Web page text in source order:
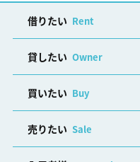
借りたい Rent
貸したい Owner
買いたい Buy
売りたい Sale